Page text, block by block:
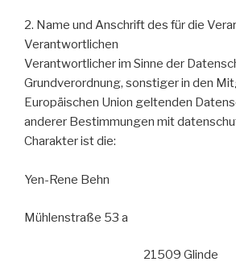
2. Name und Anschrift des für die
Verantwortlichen
Verantwortlicher im Sinne der
Grundverordnung, sonstiger in den
Europäischen Union geltenden
anderer Bestimmungen mit
Charakter ist die:
Yen-Rene Behn
Mühlenstraße 53 a
21509 Glinde